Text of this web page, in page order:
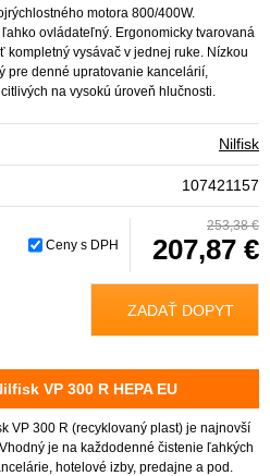
motora 800/400W.
ovládateľný. Ergonomicky tvarovaná
vysávač v jednej ruke. Nízkou
pre denné upratovanie kancelárií,
na vysokú úroveň hlučnosti.
Nilfisk
107421157
Ceny s DPH
253,38 €
207,87 €
ZADAŤ DOPYT
VP 300 R HEPA EU
VP 300 R (recyklovaný plast) je najnovší
je na každodenné čistenie ľahkých
hotelové izby, predajne a pod.